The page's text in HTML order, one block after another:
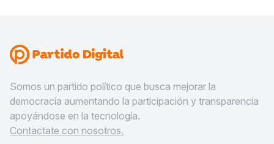
Somos un partido político que busca mejorar la
democracia aumentando la participación y transparencia
apoyándose en la tecnología.
Contactate con nosotros.